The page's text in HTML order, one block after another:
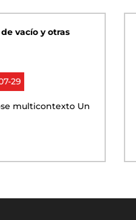
Problemas de calidad
y soluciones para
¿Qué son los